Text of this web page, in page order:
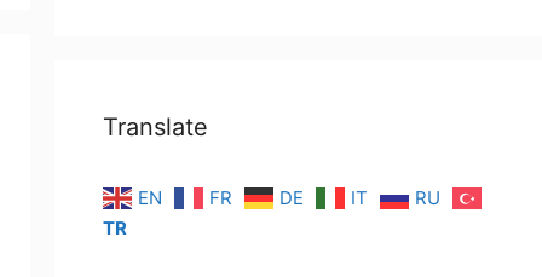
Translate
EN FR DE IT
RU
TR